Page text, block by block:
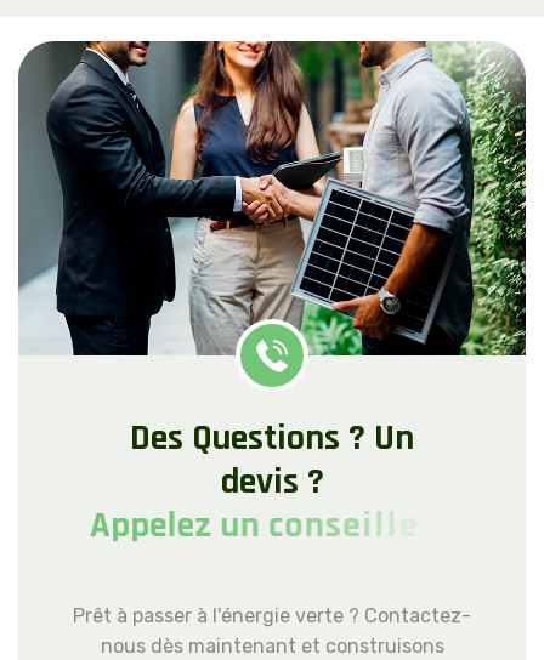
Des Questions ? Un
devis ?
Appelez un conseille
Prêt à passer à l'énergie verte ? Contactez-
nous dès maintenant et construisons